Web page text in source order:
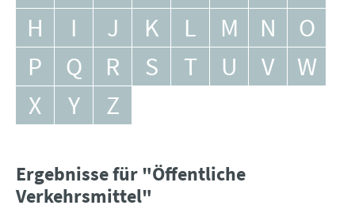
H
I J K L M N
O
P
Q R S T U V
W
X
Y Z
Ergebnisse für "Öffentliche
Verkehrsmittel"